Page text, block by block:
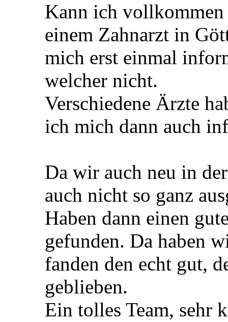
Kann ich vollkommen
einem Zahnarzt in
mich erst einmal
welcher nicht.
Verschiedene Ärzte
ich mich dann auch
Da wir auch neu in
auch nicht so ganz
Haben dann einen
gefunden. Da haben
fanden den echt gut,
geblieben.
Ein tolles Team, sehr